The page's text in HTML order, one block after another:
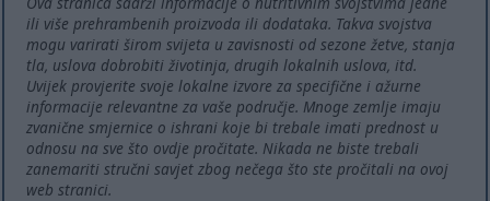
ili više prehrambenih proizvoda ili dodataka. Takva svojstva
mogu varirati širom svijeta u zavisnosti od sezone žetve, stanja
tla, uslova dobrobiti životinja, drugih lokalnih uslova, itd.
Uvijek provjerite svoje lokalne izvore za specifične i ažurne
informacije relevantne za vaše područje. Mnoge zemlje imaju
zvanične smjernice o ishrani koje bi trebale imati prednost u
odnosu na sve što ovdje pročitate. Nikada ne biste trebali
zanemariti stručni savjet zbog nečega što ste pročitali na ovoj
web stranici.